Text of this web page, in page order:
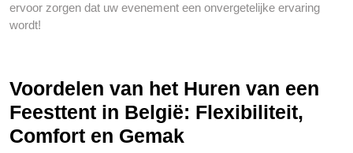
ervoor zorgen dat uw evenement een onvergetelijke ervaring
wordt!
Voordelen van het Huren van een
Feesttent in België: Flexibiliteit,
Comfort en Gemak